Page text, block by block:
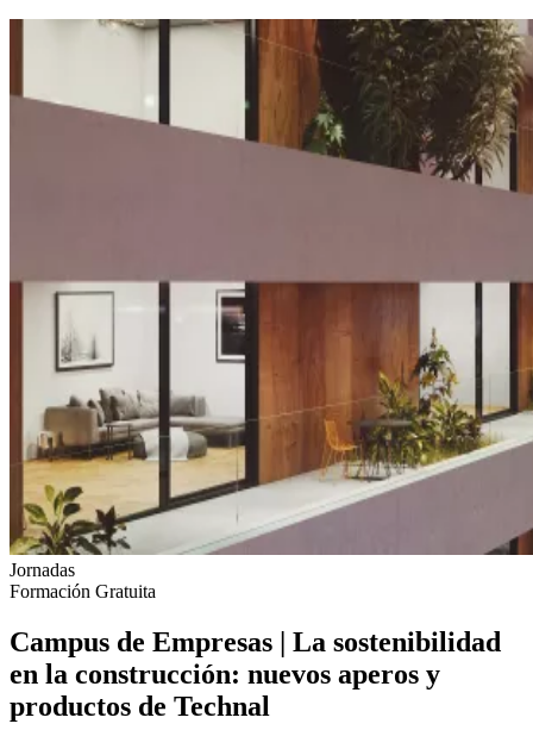
Jornadas
Formación Gratuita
Campus de Empresas | La sostenibilidad
en la construcción: nuevos aperos y
productos de Technal